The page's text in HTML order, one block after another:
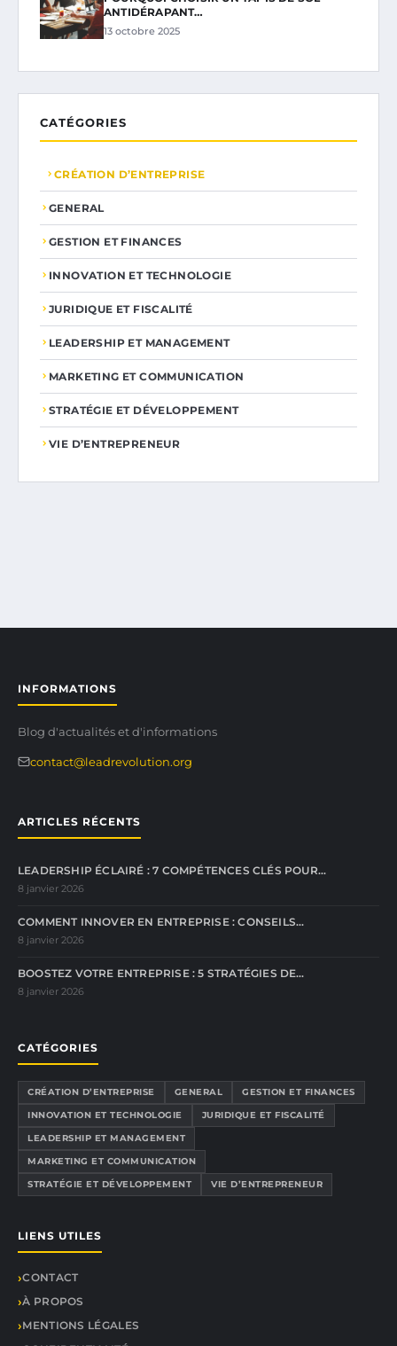
ANTIDÉRAPANT…
13 octobre 2025
CATÉGORIES
CRÉATION D’ENTREPRISE
GENERAL
GESTION ET FINANCES
INNOVATION ET TECHNOLOGIE
JURIDIQUE ET FISCALITÉ
LEADERSHIP ET MANAGEMENT
MARKETING ET COMMUNICATION
STRATÉGIE ET DÉVELOPPEMENT
VIE D’ENTREPRENEUR
INFORMATIONS
Blog d'actualités et d'informations
contact@leadrevolution.org
ARTICLES RÉCENTS
LEADERSHIP ÉCLAIRÉ : 7 COMPÉTENCES CLÉS POUR…
8 janvier 2026
COMMENT INNOVER EN ENTREPRISE : CONSEILS…
8 janvier 2026
BOOSTEZ VOTRE ENTREPRISE : 5 STRATÉGIES DE…
8 janvier 2026
CATÉGORIES
CRÉATION D’ENTREPRISE GENERAL
GESTION ET FINANCES
INNOVATION ET TECHNOLOGIE
JURIDIQUE ET FISCALITÉ
LEADERSHIP ET MANAGEMENT
MARKETING ET COMMUNICATION
STRATÉGIE ET DÉVELOPPEMENT
VIE D’ENTREPRENEUR
LIENS UTILES
CONTACT
À PROPOS
MENTIONS LÉGALES